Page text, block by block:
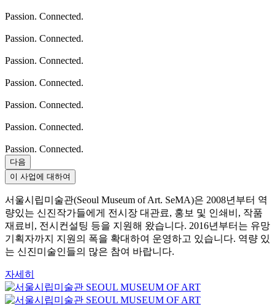
Passion. Connected.
Passion. Connected.
Passion. Connected.
Passion. Connected.
Passion. Connected.
Passion. Connected.
Passion. Connected.
다음
이 사업에 대하여
서울시립미술관(Seoul Museum of Art. SeMA)은 2008년부터 역
량있는 신진작가들에게 전시장 대관료, 홍보 및 인쇄비, 작품
재료비, 전시컨설팅 등을 지원해 왔습니다. 2016년부터는 유망
기획자까지 지원의 폭을 확대하여 운영하고 있습니다. 역량 있
는 신진미술인들의 많은 참여 바랍니다.
자세히